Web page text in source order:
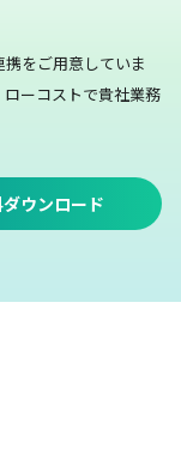
をご用意していま
ーコストで貴社業務
ウンロード